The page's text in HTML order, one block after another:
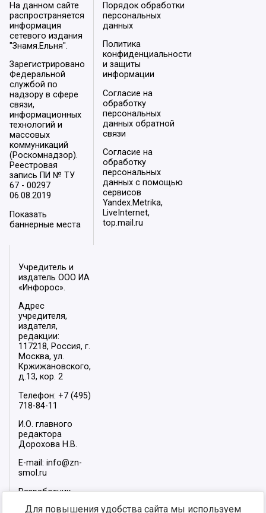
На данном сайте
распространяется
информация
сетевого издания
"Знамя.Ельня".
Зарегистрировано
Федеральной
службой по
надзору в сфере
связи,
информационных
технологий и
массовых
коммуникаций
(Роскомнадзор).
Реестровая
запись ПИ № ТУ
67 - 00297
06.08.2019
Показать
баннерные места
Порядок обработки
персональных
данных
Политика
конфиденциальности
и защиты
информации
Согласие на
обработку
персональных
данных обратной
связи
Согласие на
обработку
персональных
данных с помощью
сервисов
Yandex.Metrika,
LiveInternet,
top.mail.ru
Учредитель и
издатель ООО ИА
«Инфорос».
Адрес
учредителя,
издателя,
редакции:
117218, Россия, г.
Москва, ул.
Кржижановского,
д.13, кор. 2
Телефон: +7 (495)
718-84-11
И.О. главного
редактора
Дорохова Н.В.
E-mail: info@zn-
smol.ru
Разработчик
Для повышения удобства сайта мы используем